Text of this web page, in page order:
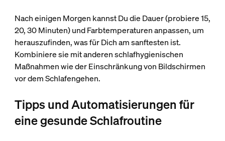
Nach einigen Morgen kannst Du die Dauer (probiere 15,
20, 30 Minuten) und Farbtemperaturen anpassen, um
herauszufinden, was für Dich am sanftesten ist.
Kombiniere sie mit anderen schlafhygienischen
Maßnahmen wie der Einschränkung von Bildschirmen
vor dem Schlafengehen.
Tipps und Automatisierungen für
eine gesunde Schlafroutine